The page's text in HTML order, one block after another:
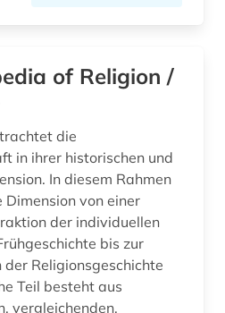
of Religion /
die
in ihrer historischen und
In diesem Rahmen
von einer
der individuellen
bis zur
Religionsgeschichte
Teil besteht aus
vergleichenden,